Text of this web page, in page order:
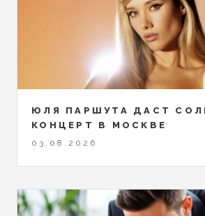
ЮЛЯ ПАРШУТА ДАСТ
КОНЦЕРТ В МОСКВЕ
03.08.2026